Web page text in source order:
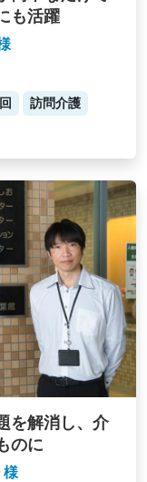
も活躍
訪問介護
を解消し、介
のに
様